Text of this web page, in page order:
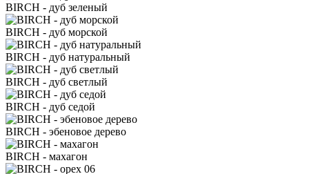
BIRCH - дуб зеленый
BIRCH - дуб морской
BIRCH - дуб натуральный
BIRCH - дуб светлый
BIRCH - дуб седой
BIRCH - эбеновое дерево
BIRCH - махагон